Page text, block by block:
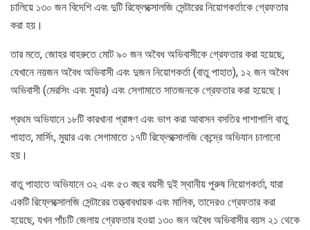
চালিয়ে ১৩০ জন বিদেশি এবং দুটি রিফ্লেক্সোলজি সেন্টারের নিয়োগকর্তাকে গ্রেফতার
করা হয়।
তার মতে, জোহর বাহরুতে মোট ৯০ জন অবৈধ অভিবাসীকে গ্রেফতার করা হয়েছে,
যেখানে নয়জন অবৈধ অভিবাসী এবং দুজন নিয়োগকর্তা (বাতু পাহাত), ১২ জন অবৈধ
অভিবাসী (মেরসিং এবং মুয়ার) এবং সেগামাতে সাতজনকে গ্রেফতার করা হয়েছে।
প্রথম অভিযানে ১৮টি কারখানা প্রাঙ্গণ এবং ভাগ করা আবাসন বসতির পাশাপাশি বাতু
পাহাত, মার্সিং, মুয়ার এবং সেগামাতে ১৭টি রিফ্লেক্সোলজি কেন্দ্রে অভিযান চালানো
হয়।
বাতু পাহাতে অভিযানে ৩২ এবং ৫৩ বছর বয়সী দুই স্থানীয় পুরুষ নিয়োগকর্তা, যারা
একটি রিফ্লেক্সোলজি সেন্টারের তত্ত্বাবধায়ক এবং মালিক, তাদেরও গ্রেফতার করা
হয়েছে, যখন পাঁচটি জেলায় গ্রেফতার হওয়া ১৩০ জন অবৈধ অভিবাসীর বয়স ২১ থেকে